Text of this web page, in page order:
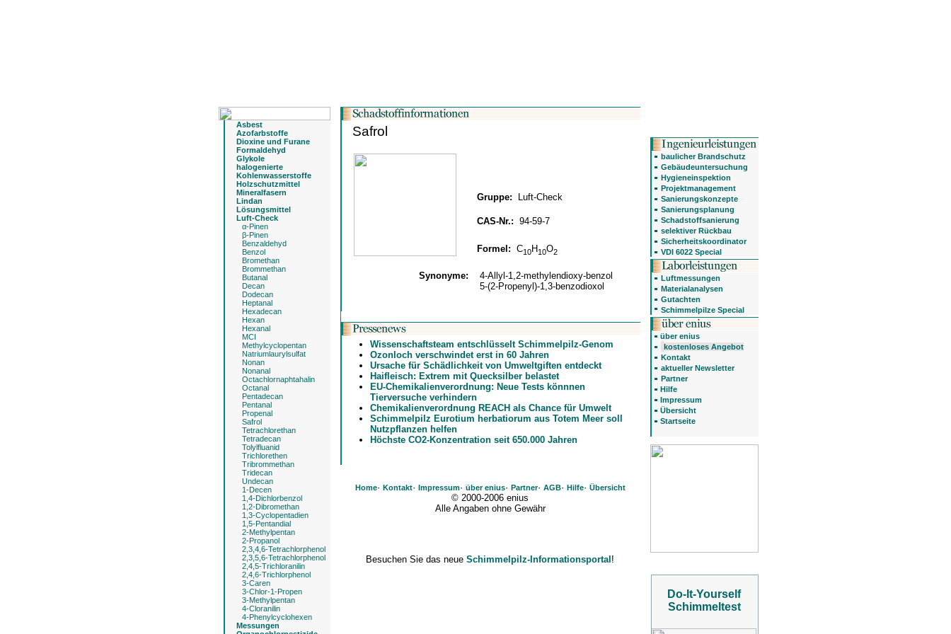
Asbest
Azofarbstoffe
Dioxine und Furane
Formaldehyd
Glykole
halogenierte
Kohlenwasserstoffe
Holzschutzmittel
Mineralfasern
Lindan
Lösungsmittel
Luft-Check
α-Pinen
β-Pinen
Benzaldehyd
Benzol
Bromethan
Brommethan
Butanal
Decan
Dodecan
Heptanal
Hexadecan
Hexan
Hexanal
MCI
Methylcyclopentan
Natriumlaurylsulfat
Nonan
Nonanal
Octachlornaphtahalin
Octanal
Pentadecan
Pentanal
Propenal
Safrol
Tetrachlorethan
Tetradecan
Tolylfluanid
Trichlorethen
Tribrommethan
Tridecan
Undecan
1-Decen
1,4-Dichlorbenzol
1,2-Dibromethan
1,3-Cyclopentadien
1,5-Pentandial
2-Methylpentan
2-Propanol
2,3,4,6-Tetrachlorphenol
2,3,5,6-Tetrachlorphenol
2,4,5-Trichloranilin
2,4,6-Trichlorphenol
3-Caren
3-Chlor-1-Propen
3-Methylpentan
4-Cloranilin
4-Phenylcyclohexen
Messungen
Safrol
Gruppe: Luft-Check
CAS-Nr.: 94-59-7
Formel: C10H10O2
Synonyme:
4-Allyl-1,2-methylendioxy-benzol
5-(2-Propenyl)-1,3-benzodioxol
Wissenschaftsteam entschlüsselt Schimmelpilz-Genom
Ozonloch verschwindet erst in 60 Jahren
Ursache für Schädlichkeit von Umweltgiften entdeckt
Haifleisch: Extrem mit Quecksilber belastet
EU-Chemikalienverordnung: Neue Tests könnnen
Tierversuche verhindern
Chemikalienverordnung REACH als Chance für Umwelt
Schimmelpilz Eurotium herbatiorum aus Totem Meer soll
Nutzpflanzen helfen
Höchste CO2-Konzentration seit 650.000 Jahren
Home· Kontakt· Impressum· über enius· Partner· AGB· Hilfe· Übersicht
© 2000-2006 enius
Alle Angaben ohne Gewähr
Besuchen Sie das neue Schimmelpilz-Informationsportal!
baulicher Brandschutz
Gebäudeuntersuchung
Hygieneinspektion
Projektmanagement
Sanierungskonzepte
Sanierungsplanung
Schadstoffsanierung
selektiver Rückbau
Sicherheitskoordinator
VDI 6022 Special
Luftmessungen
Materialanalysen
Gutachten
Schimmelpilze Special
über enius
kostenloses Angebot
Kontakt
aktueller Newsletter
Partner
Hilfe
Impressum
Übersicht
Startseite
Do-It-Yourself
Schimmeltest